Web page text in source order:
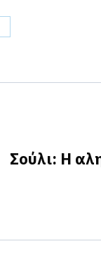
Σούλι: Η